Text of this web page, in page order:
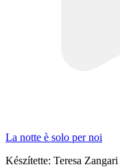
La notte è solo per noi
Készítette: Teresa Zangari